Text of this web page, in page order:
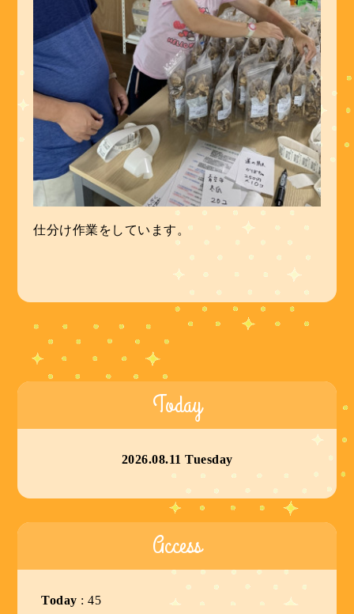
仕分け作業をしています。
Today
2026.08.11 Tuesday
Access
Today :45